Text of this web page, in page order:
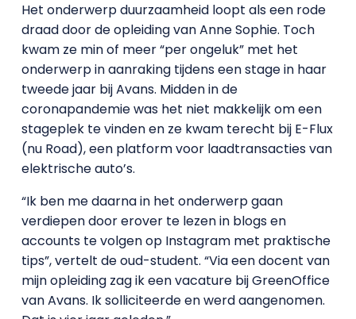
Het onderwerp duurzaamheid loopt als een rode
draad door de opleiding van Anne Sophie. Toch
kwam ze min of meer “per ongeluk” met het
onderwerp in aanraking tijdens een stage in haar
tweede jaar bij Avans. Midden in de
coronapandemie was het niet makkelijk om een
stageplek te vinden en ze kwam terecht bij E-Flux
(nu Road), een platform voor laadtransacties van
elektrische auto’s.
“Ik ben me daarna in het onderwerp gaan
verdiepen door erover te lezen in blogs en
accounts te volgen op Instagram met praktische
tips”, vertelt de oud-student. “Via een docent van
mijn opleiding zag ik een vacature bij GreenOffice
van Avans. Ik solliciteerde en werd aangenomen.